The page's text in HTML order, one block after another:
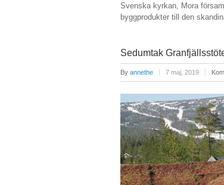
Svenska kyrkan, Mora
byggprodukter till den
Sedumtak
By annethe 7 maj, 2019